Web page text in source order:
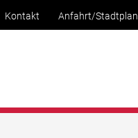
Kontakt Anfahrt/Stadtplan